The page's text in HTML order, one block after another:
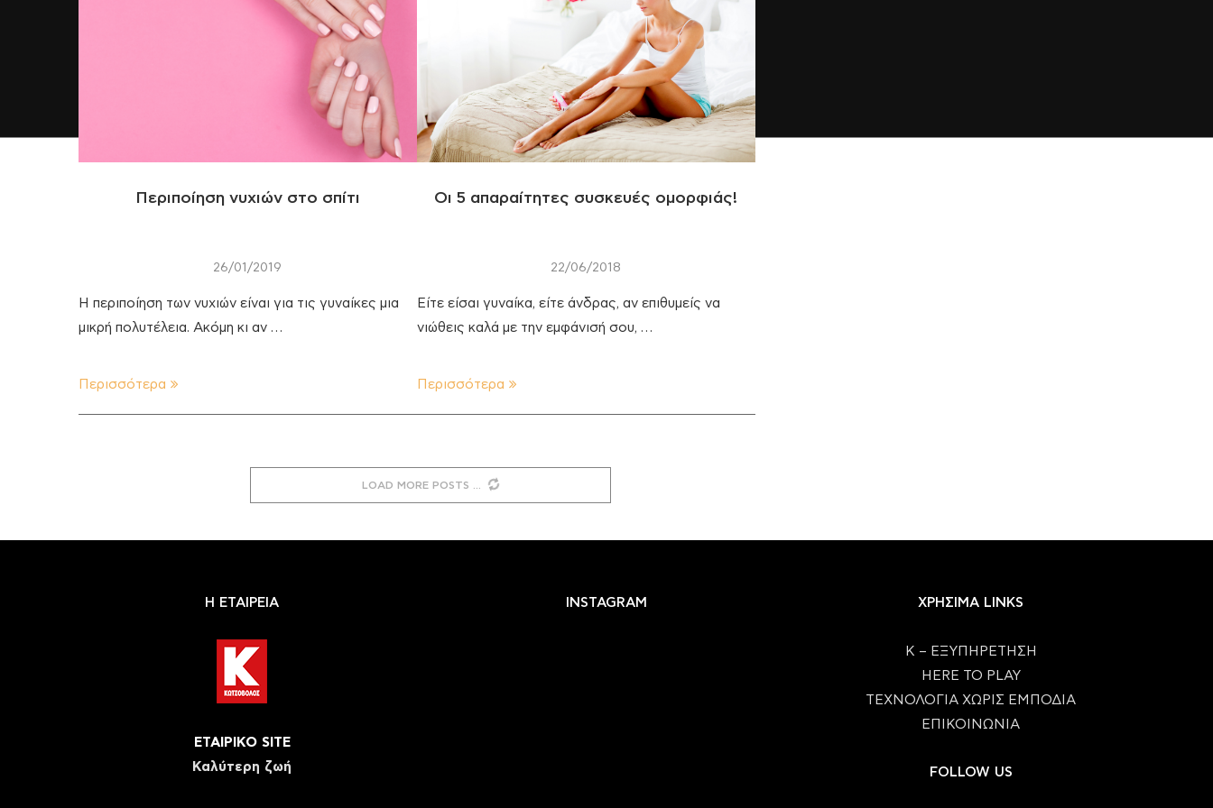
Περιποίηση νυχιών στο σπίτι
26/01/2019
Η περιποίηση των νυχιών είναι για τις γυναίκες μια
μικρή πολυτέλεια. Ακόμη κι αν …
Περισσότερα
Οι 5 απαραίτητες συσκευές ομορφιάς!
22/06/2018
Είτε είσαι γυναίκα, είτε άνδρας, αν επιθυμείς να
νιώθεις καλά με την εμφάνισή σου, …
Περισσότερα
LOAD MORE POSTS
Η ΕΤΑΙΡΕΙΑ
ΕΤΑΙΡΙΚΟ SITE
Καλύτερη ζωή
INSTAGRAM ΧΡΗΣΙΜΑ LINKS
Κ – ΕΞΥΠΗΡΕΤΗΣΗ
HERE TO PLAY
ΤΕΧΝΟΛΟΓΙΑ ΧΩΡΙΣ ΕΜΠΟΔΙΑ
ΕΠΙΚΟΙΝΩΝΙΑ
FOLLOW US